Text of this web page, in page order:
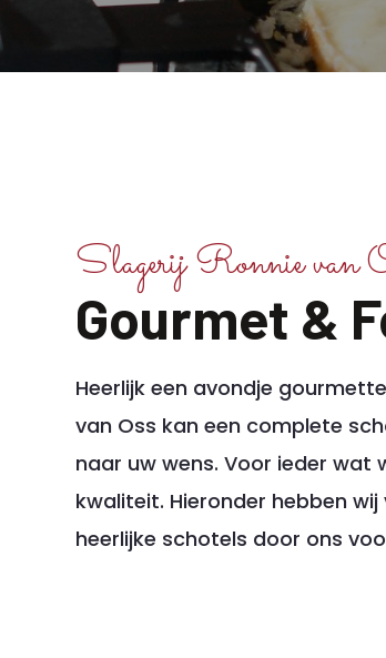
Slagerij Ronnie van
Gourmet &
Heerlijk een avondje
van Oss kan een complete
naar uw wens. Voor ieder wat
kwaliteit. Hieronder hebben
heerlijke schotels door ons